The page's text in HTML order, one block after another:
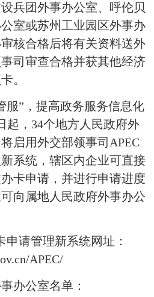
兵团外事办公室、呼伦贝
室或苏州工业园区外事办
核合格后将有关资料送外
司审查合格并获其他经济
。
”，提高政务服务信息化
起，34个地方人民政府外
启用外交部领事司APEC
系统，辖区内企业可直接
卡申请，并进行申请进度
向属地人民政府外事办公
请管理新系统网址：
APEC/
公室名单：